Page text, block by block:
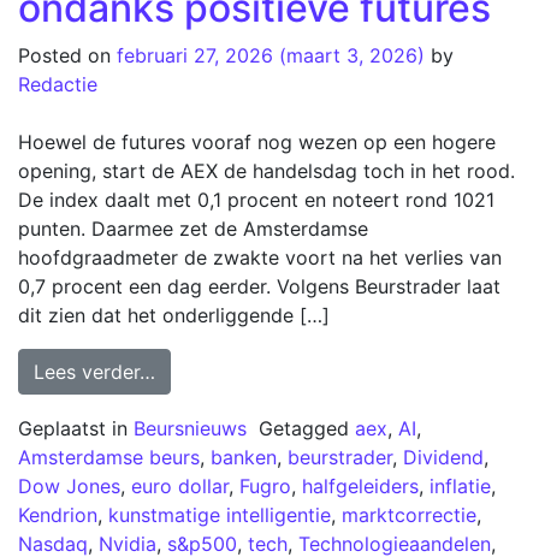
Posted on februari 27, 2026 (maart 3, 2026) by
Redactie
Hoewel de futures vooraf nog wezen op een hogere
opening, start de AEX de handelsdag toch in het rood.
De index daalt met 0,1 procent en noteert rond 1021
punten. Daarmee zet de Amsterdamse
hoofdgraadmeter de zwakte voort na het verlies van
0,7 procent een dag eerder. Volgens Beurstrader laat
dit zien dat het onderliggende […]
Lees verder…
Geplaatst in Beursnieuws Getagged aex, AI,
Amsterdamse beurs, banken, beurstrader, Dividend,
Dow Jones, euro dollar, Fugro, halfgeleiders, inflatie,
Kendrion, kunstmatige intelligentie, marktcorrectie,
Nasdaq, Nvidia, s&p500, tech, Technologieaandelen,